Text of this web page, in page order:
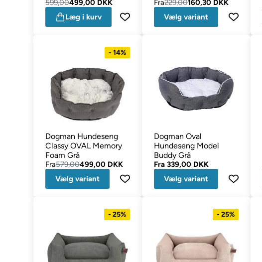
61x48 cm
599,00499,00 DKK
Læg i kurv
Fra229,00160,30 DKK
Vælg variant
- 14%
Dogman Hundeseng
Classy OVAL Memory
Foam Grå
Fra579,00499,00 DKK
Vælg variant
Dogman Oval
Hundeseng Model
Buddy Grå
Fra339,00 DKK
Vælg variant
- 25% - 25%